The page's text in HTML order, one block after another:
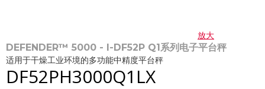
放大
DEFENDER™ 5000 - I-DF52P Q1系列电子平台秤
适用于干燥工业环境的多功能中精度平台秤
DF52PH3000Q1LX